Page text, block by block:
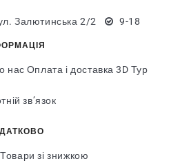
Залютинська 2/2 9-18
нас Оплата і доставка 3D Тур
зв’язок
Товари зі знижкою